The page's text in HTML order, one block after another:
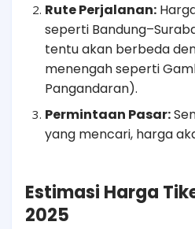
Rute Perjalanan:
seperti
tentu akan berbeda
menengah seperti
Pangandaran).
Permintaan Pasar:
yang mencari, harga
Estimasi Harga
2025